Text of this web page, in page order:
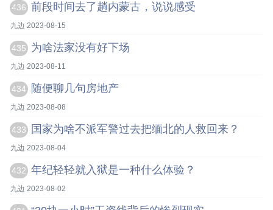
436 前段时间去了趟内蒙古，说说感受
九边 2023-08-15
435 为啥法家没有好下场
九边 2023-08-11
434 随便聊几句房地产
九边 2023-08-08
433 国家为啥不派军警过去把缅北的人救回来？
九边 2023-08-04
432 年纪轻轻就入狱是一种什么体验？
九边 2023-08-02